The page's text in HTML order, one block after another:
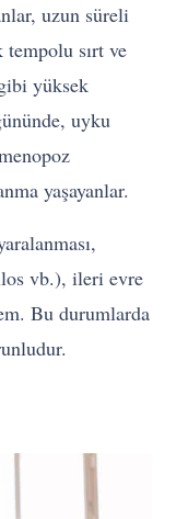
uzun süreli
sırt ve
yüksek
uyku
yaşayanlar.
vb.), ileri evre
Bu durumlarda